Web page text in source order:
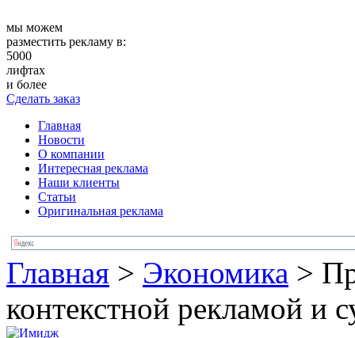
мы можем
разместить рекламу в:
5000
лифтах
и более
Сделать заказ
Главная
Новости
О компании
Интересная реклама
Наши клиенты
Статьи
Оригинальная реклама
Главная > Экономика >
контекстной рекламой и